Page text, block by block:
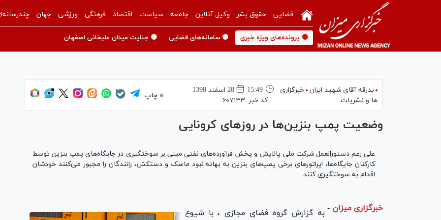
قضایی حقوق بشر وکیل آنلاین جامعه سیاست اقتصاد فرهنگی ورزشی جهان
🟡 پرونده‌های ویژه خبری 🟡 سامانه‌های قضایی 🟡 جنایت میدان علیخانی اصفهان
بدرقه آقای شهید ایران خبرگزاری
ها و نشریات
15:49
28 اسفند 1398
کد خبر: ۶۰۷۱۴۳
چاپ
وضعیت پمپ بنزین‌ها در روز‌های کرونایی
علی رغم دستورالعمل شرکت ملی پالایش و پخش فرآورده‌های نفتی مبنی بر سوختگیری در جایگاه‌های پمپ بنزین توسط
کارکنان جایگاه‌ها، اپراتور‌های برخی پمپ‌های بنزین به بهانه نبود ماسک و دستکش، رانندگان را مجبور می‌کنند خودشان
اقدام به سوختگیری کنند.
خبرگزاری میزان - به گزارش گروه فضای مجازی ، با شیوع